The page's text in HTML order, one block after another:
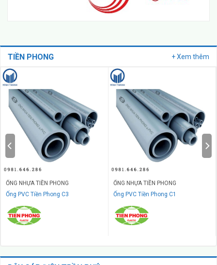
TIỀN PHONG + Xem thêm
ỐNG NHỰA TIỀN PHONG
Ống PVC Tiền Phong C3
ỐNG NHỰA TIỀN PHONG
Ống PVC Tiền Phong C1